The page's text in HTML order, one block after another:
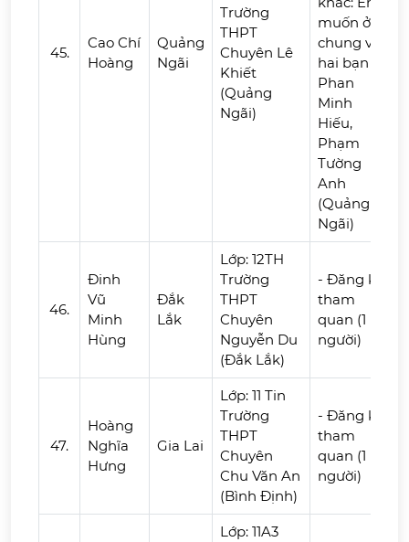
45.
Cao Chí
Hoàng
Quảng
Ngãi
Trường
THPT
Chuyên Lê
Khiết
(Quảng
Ngãi)
muốn ở
chung với
hai bạn :
Phan
Minh
Hiếu,
Phạm
Tường
Anh
(Quảng
Ngãi)
46.
Đinh
Vũ
Minh
Hùng
Đắk
Lắk
Lớp: 12TH
Trường
THPT
Chuyên
Nguyễn Du
(Đắk Lắk)
- Đăng ký
tham
quan (1
người)
47.
Hoàng
Nghĩa
Hưng
Gia Lai
Lớp: 11 Tin
Trường
THPT
Chuyên
Chu Văn An
(Bình Định)
- Đăng ký
tham
quan (1
người)
Lớp: 11A3